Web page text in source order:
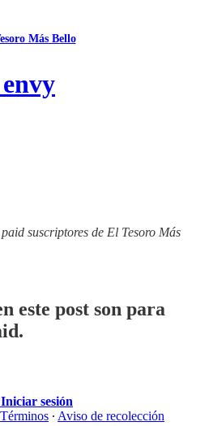
Más Bello
suscriptores de El Tesoro Más
este post son para
Iniciar sesión
Términos ∙ Aviso de recolección